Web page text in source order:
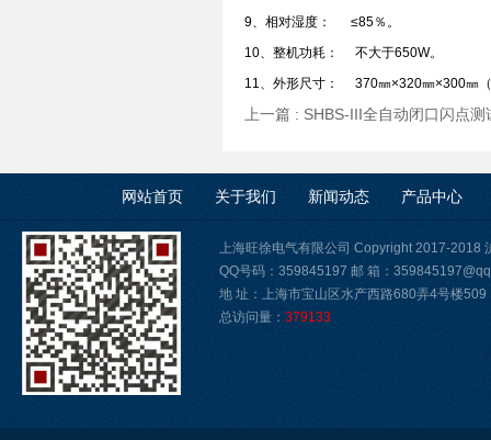
9、相对湿度： ≤85％。
10、整机功耗： 不大于650W。
11、外形尺寸： 370㎜×320㎜×300㎜
上一篇 : SHBS-III全自动闭口闪点测
网站首页 关于我们 新闻动态 产品中心
上海旺徐电气有限公司 Copyright 2017-2018
QQ号码：359845197 邮 箱：
地 址：上海市宝山区水产西路680弄4号楼509
总访问量： 379133